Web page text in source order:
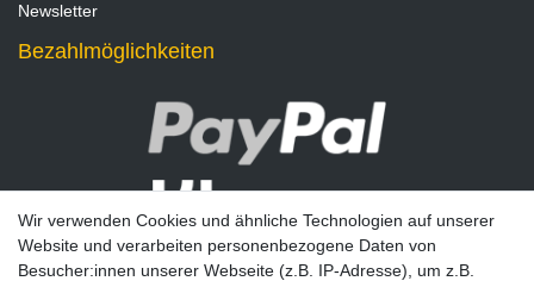
Newsletter
Bezahlmöglichkeiten
Wir verwenden Cookies und ähnliche Technologien auf unserer
Website und verarbeiten personenbezogene Daten von
Besucher:innen unserer Webseite (z.B. IP-Adresse), um z.B.